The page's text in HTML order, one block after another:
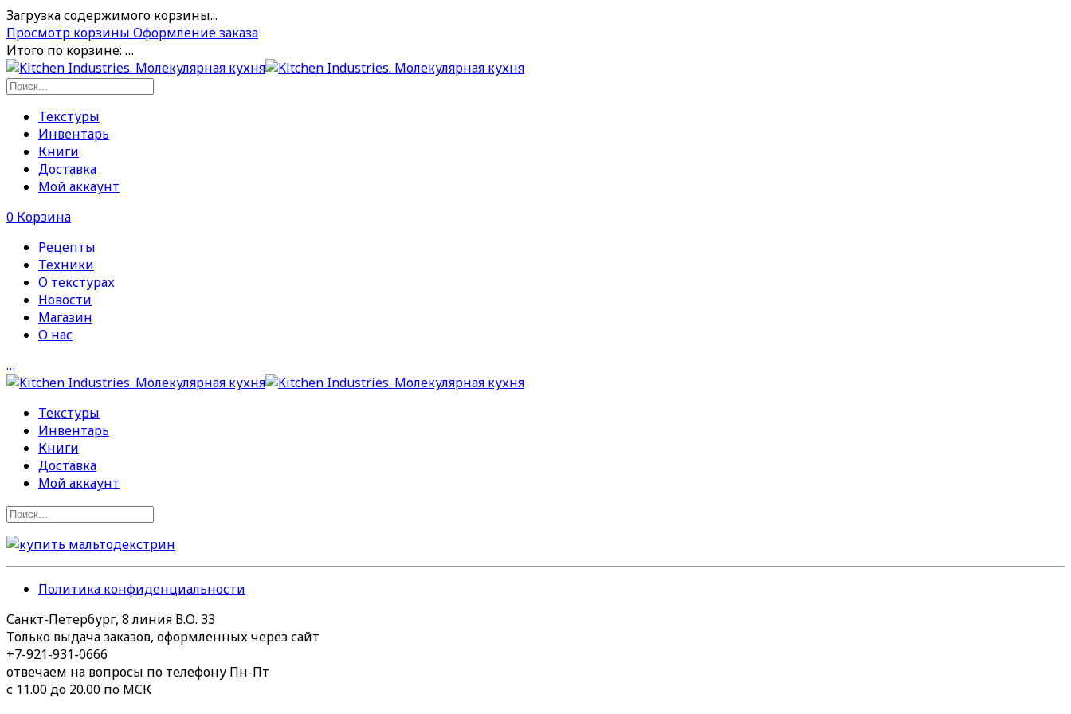
Загрузка содержимого корзины...
Просмотр корзины Оформление заказа
Итого по корзине: …
Текстуры
Инвентарь
Книги
Доставка
Мой аккаунт
0 Корзина
Рецепты
Техники
О текстурах
Новости
Магазин
О нас
…
Текстуры
Инвентарь
Книги
Доставка
Мой аккаунт
Политика конфиденциальности
Санкт-Петербург, 8 линия В.О. 33
Только выдача заказов, оформленных через сайт
+7-921-931-0666
отвечаем на вопросы по телефону Пн-Пт
с 11.00 до 20.00 по МСК